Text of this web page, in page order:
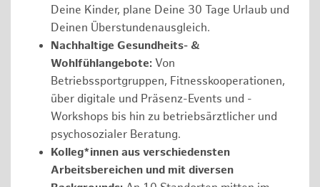
Deine Kinder, plane Deine 30 Tage Urlaub und
Deinen Überstundenausgleich.
Nachhaltige Gesundheits- &
Wohlfühlangebote: Von
Betriebssportgruppen, Fitnesskooperationen,
über digitale und Präsenz-Events und -
Workshops bis hin zu betriebsärztlicher und
psychosozialer Beratung.
Kolleg*innen aus verschiedensten
Arbeitsbereichen und mit diversen